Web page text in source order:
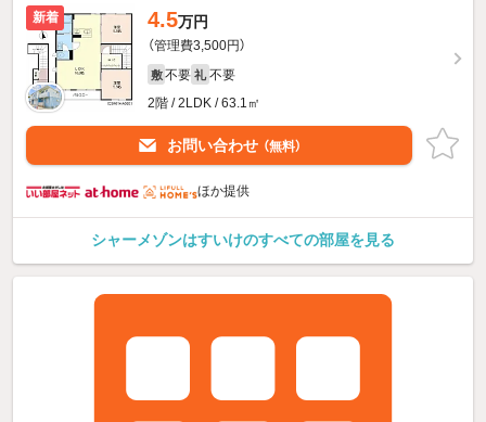
新着 4.5万円
（管理費3,500円）
敷 不要 礼 不要
2階 / 2LDK / 63.1㎡
お問い合わせ （無料）
ほか提供
シャーメゾンはすいけのすべての部屋を見る